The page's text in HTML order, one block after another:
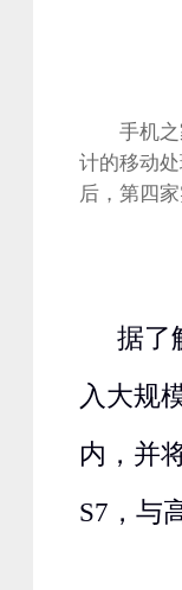
手机之家
计的移动
后，第四
据了
入大规
内，并
S7，与